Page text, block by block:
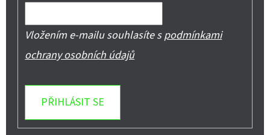
Vložením e-mailu souhlasíte spodmínkami
ochrany osobních údajů
PŘIHLÁSIT SE